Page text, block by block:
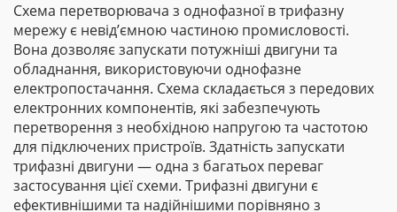
Схема перетворювача з однофазної в трифазну
мережу є невід’ємною частиною промисловості.
Вона дозволяє запускати потужніші двигуни та
обладнання, використовуючи однофазне
електропостачання. Схема складається з передових
електронних компонентів, які забезпечують
перетворення з необхідною напругою та частотою
для підключених пристроїв. Здатність запускати
трифазні двигуни — одна з багатьох переваг
застосування цієї схеми. Трифазні двигуни є
ефективнішими та надійнішими порівняно з